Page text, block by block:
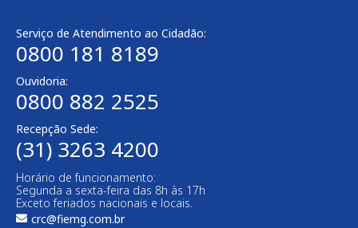
Serviço de Atendimento ao Cidadão:
0800 181 8189
Ouvidoria:
0800 882 2525​
Recepção Sede:
(31) 3263 4200
Horário de funcionamento:
Segunda a sexta-feira das 8h às 17h
Exceto feriados nacionais e locais.
crc@fiemg.com.br